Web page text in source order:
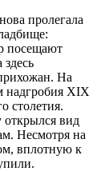
пролегала
посещают
На
надгробия XIX
столетия.
открылся вид
Несмотря на
вплотную к